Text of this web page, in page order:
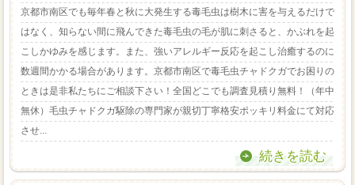
京都市南区でも毎年春と秋に大発生する毒毛虫は樹木に害を与えるだけで
はなく、知らない間に飛んできた毒毛虫の毛が肌に刺さると、かぶれを起
こしかゆみを感じます。また、強いアレルギー反応を起こし治癒するのに
数週間かかる場合があります。京都市南区で毒毛虫チャドクガでお困りの
ときは是非私たちにご相談下さい！全国どこでも調査見積り無料！（年中
無休）毛虫チャドクガ駆除の専門家が親切丁寧格安ポッキリ料金にて対応
させ...
続きを読む